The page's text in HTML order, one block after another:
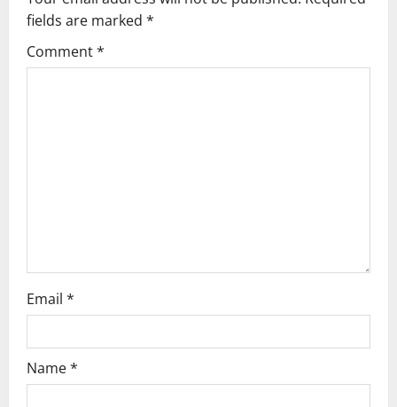
v
i
n
fields are marked *
Comment*
Email *
Name*